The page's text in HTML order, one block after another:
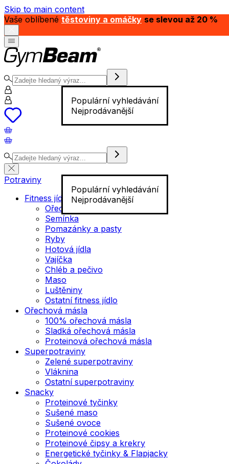
Skip to main content
Vaše oblíbené těstoviny a omáčky se slevou až 20 %
Populární vyhledávání
Nejprodávanější
Populární vyhledávání
Nejprodávanější
Potraviny
Fitness jídlo
Ořechy
Semínka
Pomazánky a pasty
Ryby
Hotová jídla
Vajíčka
Chléb a pečivo
Maso
Luštěniny
Ostatní fitness jídlo
Ořechová másla
100% ořechová másla
Sladká ořechová másla
Proteinová ořechová másla
Superpotraviny
Zelené superpotraviny
Vláknina
Ostatní superpotraviny
Snacky
Proteinové tyčinky
Sušené maso
Sušené ovoce
Proteinové cookies
Proteinové čipsy a krekry
Energetické tyčinky & Flapjacky